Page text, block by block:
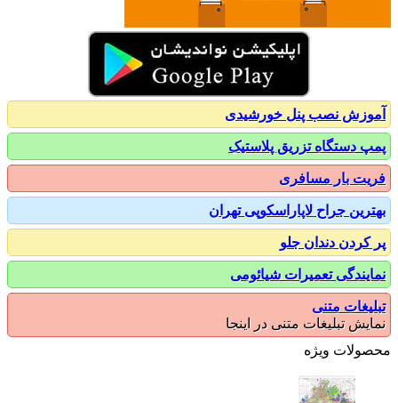
نصب پنل خورشیدی
دستگاه تزریق پلاستیک
بار مسافری
جراح لاپاراسکوپی تهران
دندان جلو
تعمیرات شیائومی
متنی
تبلیغات متنی در اینجا
ویژه